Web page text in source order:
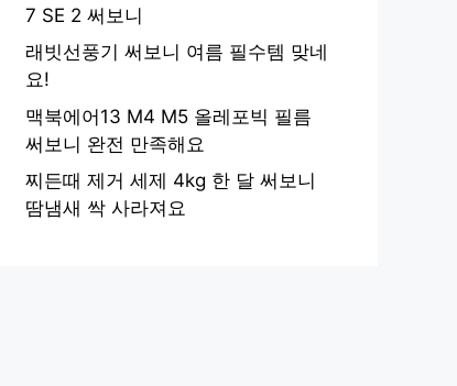
7 SE 2 써보니
래빗선풍기 써보니 여름 필수템 맞네
요!
맥북에어13 M4 M5 올레포빅 필름
써보니 완전 만족해요
찌든때 제거 세제 4kg 한 달 써보니
땀냄새 싹 사라져요